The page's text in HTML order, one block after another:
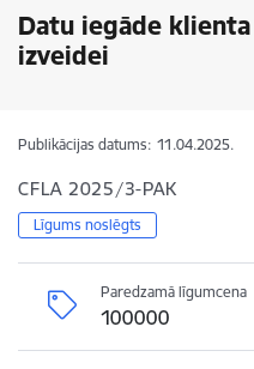
Datu iegāde
izveidei
Publikācijas datums: 11.04.2025.
CFLA 2025/3-PAK
Līgums noslēgts
Paredzamā līgumcena
100000